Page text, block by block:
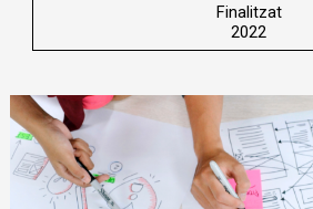
Finalitzat
2022